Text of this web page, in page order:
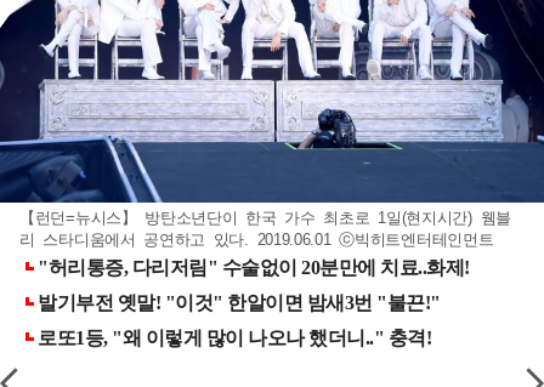
【런던=뉴시스】 방탄소년단이 한국 가수 최초로 1일(현지시간) 웸블
리 스타디움에서 공연하고 있다. 2019.06.01 ⓒ빅히트엔터테인먼트